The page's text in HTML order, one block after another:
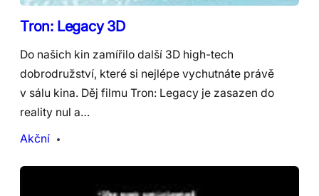
Tron: Legacy 3D
Do našich kin zamířilo další 3D high-tech
dobrodružství, které si nejlépe vychutnáte právě
v sálu kina. Děj filmu Tron: Legacy je zasazen do
reality nul a…
Akční